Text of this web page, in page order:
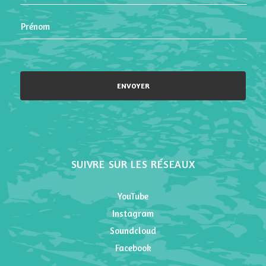
Please leave this field empty.
SUIVRE SUR LES RÉSEAUX
YouTube
Instagram
Soundcloud
Facebook